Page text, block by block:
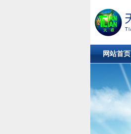
网站首页